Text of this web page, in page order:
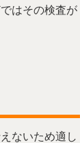
はその検査が
ないため適し